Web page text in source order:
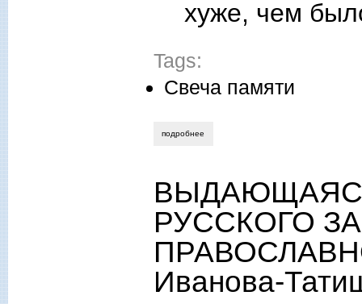
хуже, чем
Tags:
Свеча памяти
подробнее
РУССКОГО
Иванова-